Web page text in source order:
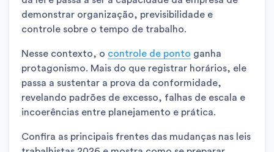
demonstrar organização, previsibilidade e
controle sobre o tempo de trabalho.
Nesse contexto, o controle de ponto ganha
protagonismo. Mais do que registrar horários, ele
passa a sustentar a prova da conformidade,
revelando padrões de excesso, falhas de escala e
incoerências entre planejamento e prática.
Confira as principais frentes das mudanças nas leis